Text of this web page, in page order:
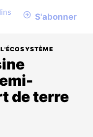
S'abonner
de terre